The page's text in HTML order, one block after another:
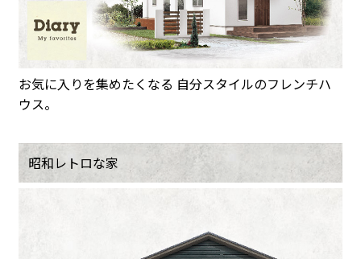
お気に入りを集めたくなる 自分スタイルのフレンチハ
ウス。
昭和レトロな家